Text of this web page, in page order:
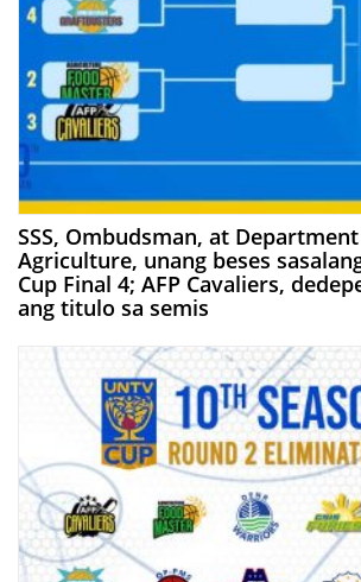
SSS, Ombudsman, at
Agriculture, unang beses
Cup Final 4; AFP Cavaliers,
ang titulo sa semis